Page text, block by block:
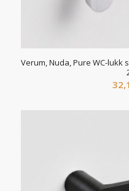
Verum, Nuda, Pure WC-